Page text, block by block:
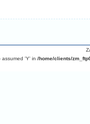
assumed 'Y' in /home/clients/